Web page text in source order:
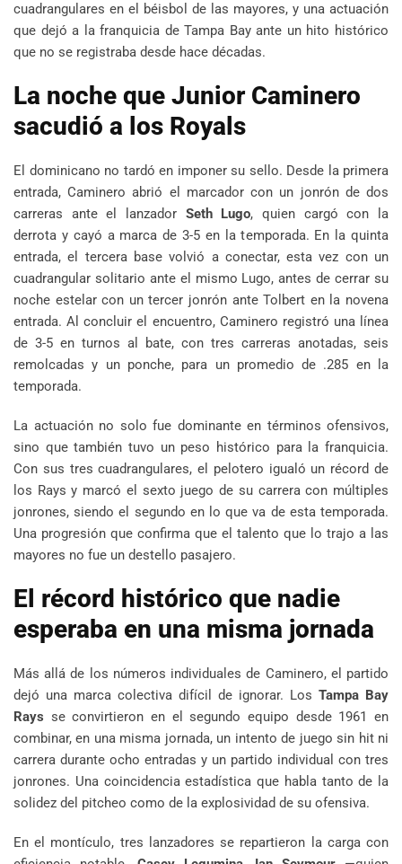
cuadrangulares en el béisbol de las mayores, y una actuación
que dejó a la franquicia de Tampa Bay ante un hito histórico
que no se registraba desde hace décadas.
La noche que Junior Caminero
sacudió a los Royals
El dominicano no tardó en imponer su sello. Desde la primera
entrada, Caminero abrió el marcador con un jonrón de dos
carreras ante el lanzador Seth Lugo, quien cargó con la
derrota y cayó a marca de 3-5 en la temporada. En la quinta
entrada, el tercera base volvió a conectar, esta vez con un
cuadrangular solitario ante el mismo Lugo, antes de cerrar su
noche estelar con un tercer jonrón ante Tolbert en la novena
entrada. Al concluir el encuentro, Caminero registró una línea
de 3-5 en turnos al bate, con tres carreras anotadas, seis
remolcadas y un ponche, para un promedio de .285 en la
temporada.
La actuación no solo fue dominante en términos ofensivos,
sino que también tuvo un peso histórico para la franquicia.
Con sus tres cuadrangulares, el pelotero igualó un récord de
los Rays y marcó el sexto juego de su carrera con múltiples
jonrones, siendo el segundo en lo que va de esta temporada.
Una progresión que confirma que el talento que lo trajo a las
mayores no fue un destello pasajero.
El récord histórico que nadie
esperaba en una misma jornada
Más allá de los números individuales de Caminero, el partido
dejó una marca colectiva difícil de ignorar. Los Tampa Bay
Rays se convirtieron en el segundo equipo desde 1961 en
combinar, en una misma jornada, un intento de juego sin hit ni
carrera durante ocho entradas y un partido individual con tres
jonrones. Una coincidencia estadística que habla tanto de la
solidez del pitcheo como de la explosividad de su ofensiva.
En el montículo, tres lanzadores se repartieron la carga con